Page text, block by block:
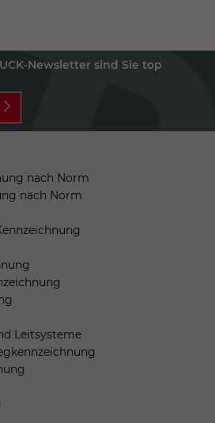
Newsletter sind Sie top
nach Norm
nach Norm
Leitsysteme